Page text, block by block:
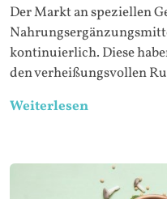
Der Markt an speziellen
kontinuierlich. Diese
den verheißungsvollen
Weiterlesen